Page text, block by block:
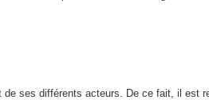
de ses différents acteurs. De ce fait, il est